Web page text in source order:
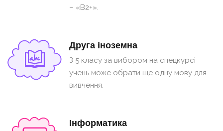
– «B2+».
Друга іноземна
З 5 класу за вибором на спецкурсі
учень може обрати ще одну мову для
вивчення.
Інформатика